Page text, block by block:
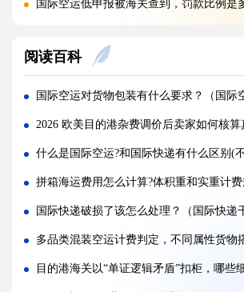
国际空运低申报被海关查到，罚款比例是多少?(国际
国内哪些港口是国际空运主流始发机场（国际空
什么是泡货、重货，国际空运分别怎么定价（国际
国际空运直达与中转航班，该如何选择（不清楚
国际空运客机和全货机分别适合运什么货物（国际空
国际空运直达与中转航班，该如何选择（国际快
国际空运完整运输流程分为哪几个步骤（国际空
国际空运和国际快递到底有哪些核心区别（国际
跨境卖家亚马逊 FBA 发货用什么国际快递渠道?(
阅读百科
国际空运对货物包装有什么要求？（国际空
2026 欧美目的港杂费调价后卖家如何核算真实海运成本（
什么是国际空运?和国际快递有什么区别(不清楚
拼箱海运费用怎么计算?体积重和实重计费规则（
国际快递破损了该怎么处理？（国际快递
多品类混装空运计费判定，不同属性货物搭配如何摊薄单公斤成本
目的港海关以“单证逻辑矛盾”扣柜，哪些细节最容易被忽略（